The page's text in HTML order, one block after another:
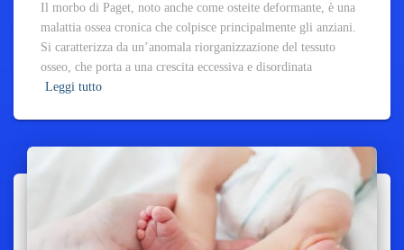
Il morbo di Paget, noto anche come osteite deformante, è una
malattia ossea cronica che colpisce principalmente gli anziani.
Si caratterizza da un’anomala riorganizzazione del tessuto
osseo, che porta a una crescita eccessiva e disordinata
Leggi tutto